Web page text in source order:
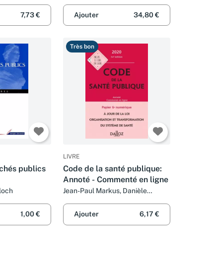
7,73 € Ajouter 34,80 €
publics
1,00 €
Très bon
LIVRE
Code de la santé publique:
Annoté - Commenté en ligne
Jean-Paul Markus, Danièle
Elisabeth Autier
Ajouter 6,17 €